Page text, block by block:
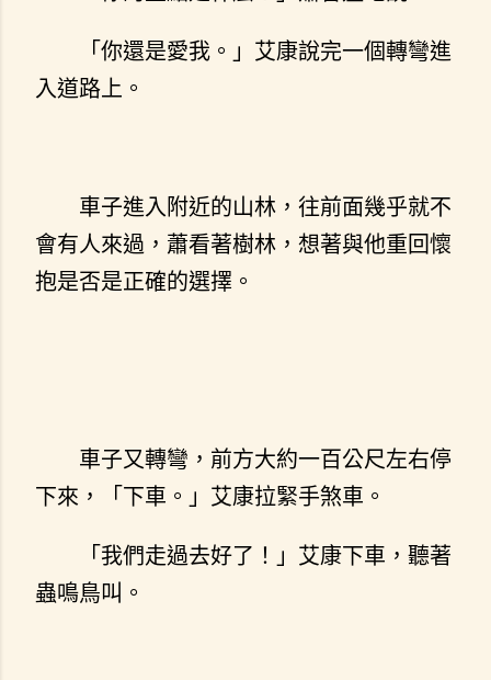
「你還是愛我。」艾康說完一個轉彎進
入道路上。
車子進入附近的山林，往前面幾乎就不
會有人來過，蕭看著樹林，想著與他重回懷
抱是否是正確的選擇。
車子又轉彎，前方大約一百公尺左右停
下來，「下車。」艾康拉緊手煞車。
「我們走過去好了！」艾康下車，聽著
蟲鳴鳥叫。